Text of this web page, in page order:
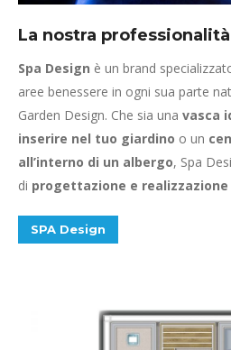
La nostra
Spa Design è un brand
aree benessere in ogni sua parte
Garden Design. Che sia una vasca
inserire nel tuo giardino o un
all’interno di un albergo, Spa
di progettazione e
SPA Design